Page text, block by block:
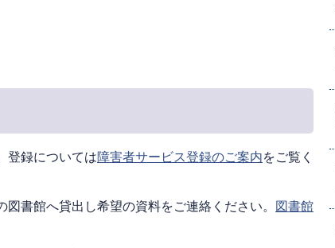
登録については障害者サービス登録のご案内をご覧く
書館へ貸出し希望の資料をご連絡ください。
図書館